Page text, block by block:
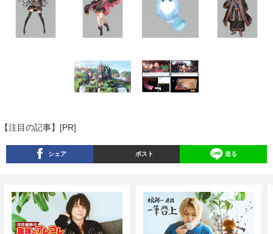
【注目の記事】[PR]
シェア ポスト 送る